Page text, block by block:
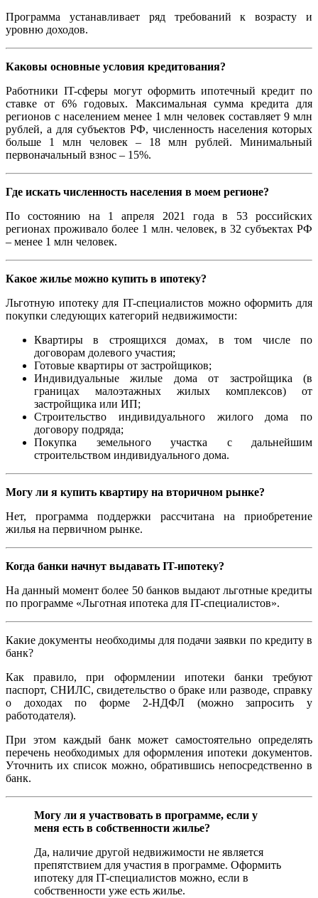
Программа устанавливает ряд требований к возрасту и
уровню доходов.
Каковы основные условия кредитования?
Работники IT-сферы могут оформить ипотечный кредит по
ставке от 6% годовых. Максимальная сумма кредита для
регионов с населением менее 1 млн человек составляет 9 млн
рублей, а для субъектов РФ, численность населения которых
больше 1 млн человек – 18 млн рублей. Минимальный
первоначальный взнос – 15%.
Где искать численность населения в моем регионе?
По состоянию на 1 апреля 2021 года в 53 российских
регионах проживало более 1 млн. человек, в 32 субъектах РФ
– менее 1 млн человек.
Какое жилье можно купить в ипотеку?
Льготную ипотеку для IT-специалистов можно оформить для
покупки следующих категорий недвижимости:
Квартиры в строящихся домах, в том числе по
договорам долевого участия;
Готовые квартиры от застройщиков;
Индивидуальные жилые дома от застройщика (в
границах малоэтажных жилых комплексов) от
застройщика или ИП;
Строительство индивидуального жилого дома по
договору подряда;
Покупка земельного участка с дальнейшим
строительством индивидуального дома.
Могу ли я купить квартиру на вторичном рынке?
Нет, программа поддержки рассчитана на приобретение
жилья на первичном рынке.
Когда банки начнут выдавать IT-ипотеку?
На данный момент более 50 банков выдают льготные кредиты
по программе «Льготная ипотека для IT-специалистов».
Какие документы необходимы для подачи заявки по кредиту в
банк?
Как правило, при оформлении ипотеки банки требуют
паспорт, СНИЛС, свидетельство о браке или разводе, справку
о доходах по форме 2-НДФЛ (можно запросить у
работодателя).
При этом каждый банк может самостоятельно определять
перечень необходимых для оформления ипотеки документов.
Уточнить их список можно, обратившись непосредственно в
банк.
Могу ли я участвовать в программе, если у
меня есть в собственности жилье?
Да, наличие другой недвижимости не является
препятствием для участия в программе. Оформить
ипотеку для IT-специалистов можно, если в
собственности уже есть жилье.